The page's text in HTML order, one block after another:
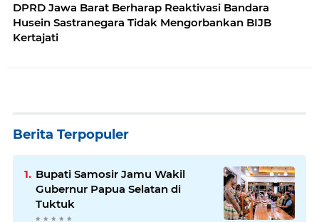
DPRD Jawa Barat Berharap Reaktivasi Bandara
Husein Sastranegara Tidak Mengorbankan BIJB
Kertajati
Berita Terpopuler
Bupati Samosir Jamu Wakil
Gubernur Papua Selatan di
Tuktuk